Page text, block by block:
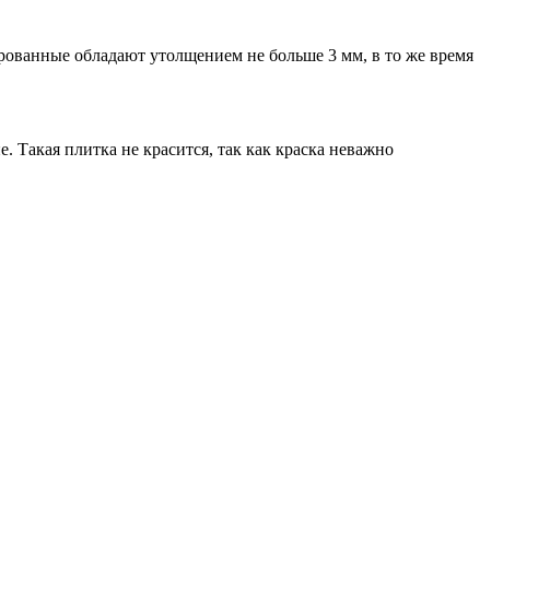
обладают утолщением не больше 3 мм, в то же время
плитка не красится, так как краска неважно